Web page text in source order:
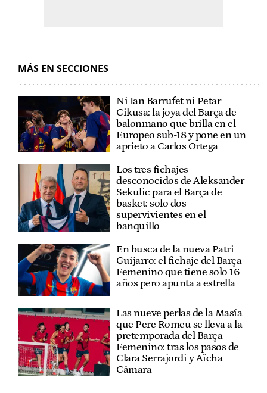
MÁS EN SECCIONES
Ni Ian Barrufet ni Petar
Cikusa: la joya del Barça de
balonmano que brilla en el
Europeo sub-18 y pone en un
aprieto a Carlos Ortega
Los tres fichajes
desconocidos de Aleksander
Sekulic para el Barça de
basket: solo dos
supervivientes en el
banquillo
En busca de la nueva Patri
Guijarro: el fichaje del Barça
Femenino que tiene solo 16
años pero apunta a estrella
Las nueve perlas de la Masía
que Pere Romeu se lleva a la
pretemporada del Barça
Femenino: tras los pasos de
Clara Serrajordi y Aïcha
Cámara